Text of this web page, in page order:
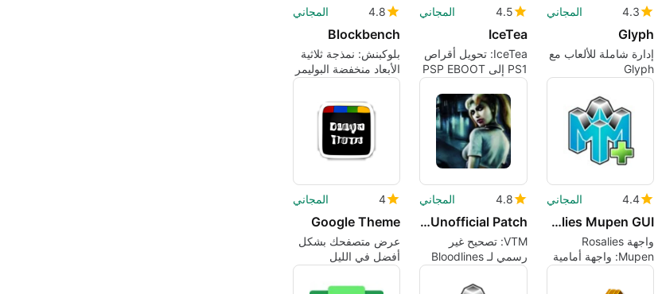
4.3 المجاني
Glyph
إدارة شاملة للألعاب مع
Glyph
4.5 المجاني
IceTea
IceTea: تحويل أقراص
PS1 إلى PSP EBOOT
مع تخصيص XMB
4.8 المجاني
Blockbench
بلوكبنش: نمذجة ثلاثية
الأبعاد منخفضة البوليمر
لمستخدمي ماينكرافت
والمطورين المستقلين
4.4 المجاني
Rosalies Mupen GUI
واجهة Rosalies
Mupen: واجهة أمامية
حديثة لـ
Mupen64Plus
4.8 المجاني
VTM: Bloodlines Unofficial Patch
VTM: تصحيح غير
رسمي لـ Bloodlines
يستعيد ويثبت لعبة RPG
الكلاسيكية
4 المجاني
Google Theme
عرض متصفحك بشكل
أفضل في الليل